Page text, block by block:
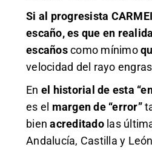
Si al progresista
escaño, es que en
escañoscomo mínimo
velocidad del rayo
En el historial de esta
es el margen de “error”
bien acreditado las
Andalucía, Castilla y